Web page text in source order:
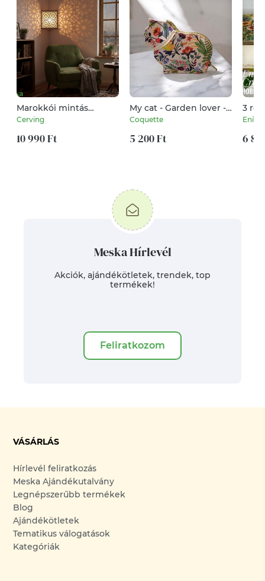
Marokkói mintás
saroklámpa,
hangulatvilágítás
Cerving
10 990 Ft
My cat - Garden lover -
bőr apró tartó
Coquette
5 200 Ft
3
6
Meska Hírlevél
Akciók, ajándékötletek, trendek, top
termékek!
Feliratkozom
VÁSÁRLÁS
Hírlevél feliratkozás
Meska Ajándékutalvány
Legnépszerűbb termékek
Blog
Ajándékötletek
Tematikus válogatások
Kategóriák